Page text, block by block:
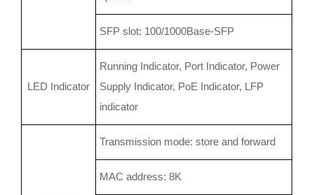
SFP slot: 100/1000Base-SFP
LED Indicator
Running Indicator, Port Indicator, Power
Supply Indicator, PoE Indicator, LFP
indicator
Transmission mode: store and forward
MAC address: 8K